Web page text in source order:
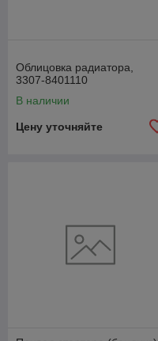
Облицовка радиатора,
3307-8401110
В наличии
Цену уточняйте